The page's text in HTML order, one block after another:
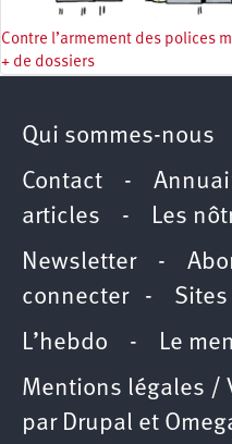
Contre l’armement des polices
+ de dossiers
Qui sommes-nous
Contact -
articles - Les
Newsletter-
connecter-
L’hebdo - Le
Mentions légales /
par Drupal et